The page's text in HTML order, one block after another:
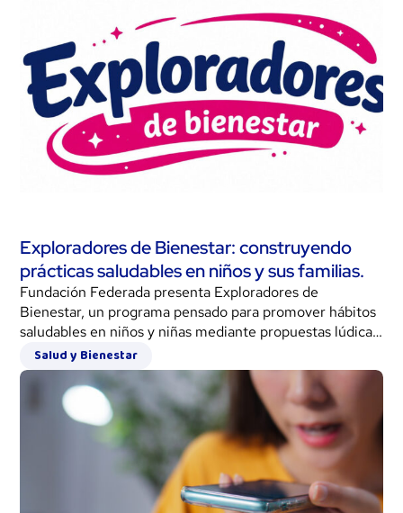
Exploradores de Bienestar: construyendo
prácticas saludables en niños y sus familias.
Fundación Federada presenta Exploradores de
Bienestar, un programa pensado para promover hábitos
saludables en niños y niñas mediante propuestas lúdicas,
participativas y accesibles para toda la familia.
Salud y Bienestar